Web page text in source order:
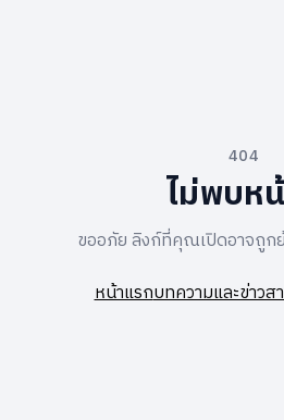
404
ไม่พบห
ขออภัย ลิงก์ที่คุณเปิดอาจถูก
หน้าแรกบทความและข่าวส